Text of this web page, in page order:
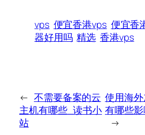
vps 便宜香港vps 便宜香
器好用吗 精选 香港vps
← 不需要备案的云
主机有哪些_读书小
站
使用海
有哪些
→